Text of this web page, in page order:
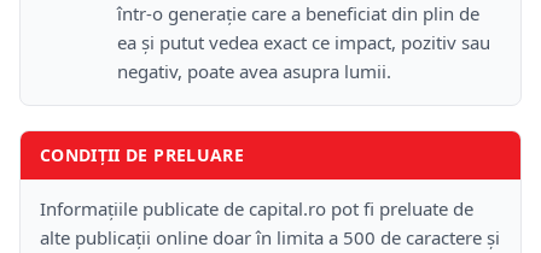
într-o generație care a beneficiat din plin de
ea și putut vedea exact ce impact, pozitiv sau
negativ, poate avea asupra lumii.
CONDIȚII DE PRELUARE
Informațiile publicate de capital.ro pot fi preluate de
alte publicații online doar în limita a 500 de caractere și